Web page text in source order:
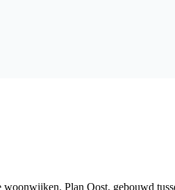
Plan Oost, gebouwd